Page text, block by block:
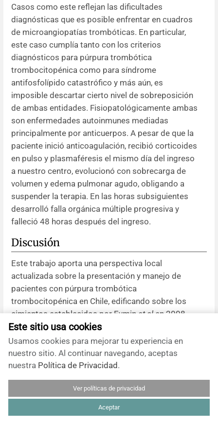
Este sitio usa cookies
Usamos cookies para mejorar tu experiencia en
nuestro sitio. Al continuar navegando, aceptas
nuestra Política de Privacidad.
Ver políticas de privacidad
Aceptar
Casos como este reflejan las dificultades
diagnósticas que es posible enfrentar en cuadros
de microangiopatías trombóticas. En particular,
este caso cumplía tanto con los criterios
diagnósticos para púrpura trombótica
trombocitopénica como para síndrome
antifosfolípido catastrófico y más aún, es
imposible descartar cierto nivel de sobreposición
de ambas entidades. Fisiopatológicamente ambas
son enfermedades autoinmunes mediadas
principalmente por anticuerpos. A pesar de que la
paciente inició anticoagulación, recibió corticoides
en pulso y plasmaféresis el mismo día del ingreso
a nuestro centro, evolucionó con sobrecarga de
volumen y edema pulmonar agudo, obligando a
suspender la terapia. En las horas subsiguientes
desarrolló falla orgánica múltiple progresiva y
falleció 48 horas después del ingreso.
Discusión
Este trabajo aporta una perspectiva local
actualizada sobre la presentación y manejo de
pacientes con púrpura trombótica
trombocitopénica en Chile, edificando sobre los
cimientos establecidos por Eyminet alen 2008
[23]. Nuestra serie de pacientes presentó
características clínicas y demográficas distintivas
en comparación con las series internacionales
previamente publicadas. Los pacientes fueron de
alta prevalencia de comorbilidades significativas,
enfermedad renal crónica (26%). Clínicamente,